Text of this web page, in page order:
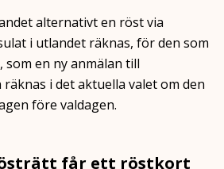
alternativt en röst via
i utlandet räknas, för den som
en ny anmälan till
i det aktuella valet om den
före valdagen.
får ett röstkort